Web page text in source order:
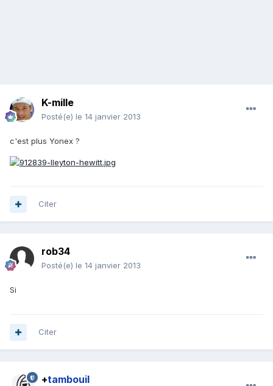
K-mille
Posté(e) le 14 janvier 2013
c'est plus Yonex ?
Citer
rob34
Posté(e) le 14 janvier 2013
Si
Citer
+tambouil